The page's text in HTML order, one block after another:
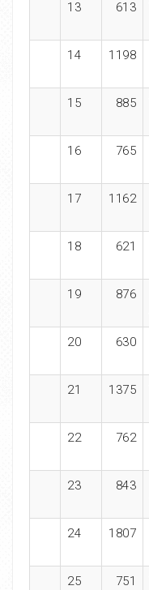
13 613
14 1198
15 885
16 765
17 1162
18 621
19 876
20 630
21 1375
22 762
23 843
24 1807
25 751